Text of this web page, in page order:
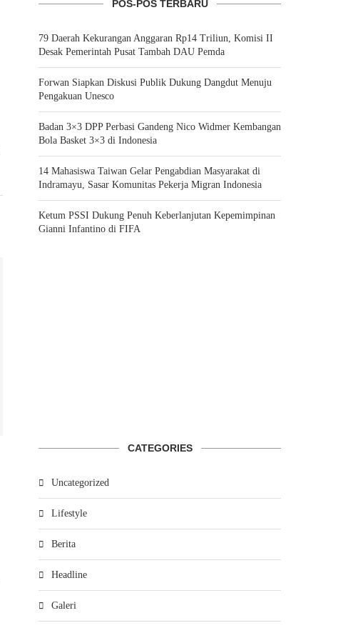
POS-POS TERBARU
79 Daerah Kekurangan Anggaran Rp14 Triliun, Komisi II
Desak Pemerintah Pusat Tambah DAU Pemda
Forwan Siapkan Diskusi Publik Dukung Dangdut Menuju
Pengakuan Unesco
Badan 3×3 DPP Perbasi Gandeng Nico Widmer Kembangan
Bola Basket 3×3 di Indonesia
14 Mahasiswa Taiwan Gelar Pengabdian Masyarakat di
Indramayu, Sasar Komunitas Pekerja Migran Indonesia
Ketum PSSI Dukung Penuh Keberlanjutan Kepemimpinan
Gianni Infantino di FIFA
CATEGORIES
Uncategorized
Lifestyle
Berita
Headline
Galeri